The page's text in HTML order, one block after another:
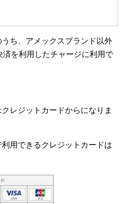
ち、アメックスブランド以外
を利用したチャージに利用で
レジットカードからになりま
利用できるクレジットカードは